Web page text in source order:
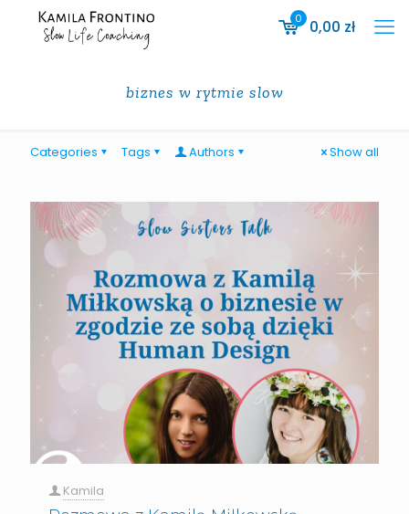
0 0,00 zł
biznes w rytmie slow
Categories Tags Authors Show all
Kamila